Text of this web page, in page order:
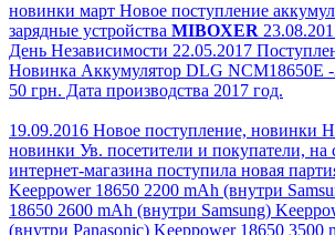
1.05.2018 - 10:00-16:00 28.03.2018 Новое
новинки март Новое поступление
зарядные устройства MIBOXER
День Независимости 22.05.2017
Новинка Аккумулятор DLG NCM18650E -
19.09.2016 Новое поступление, новинки
новинки Ув. посетители и покупатели, на
интернет-магазина поступила новая
Keeppower 18650 2200 mAh (внутри
18650 2600 mAh (внутри Samsung)